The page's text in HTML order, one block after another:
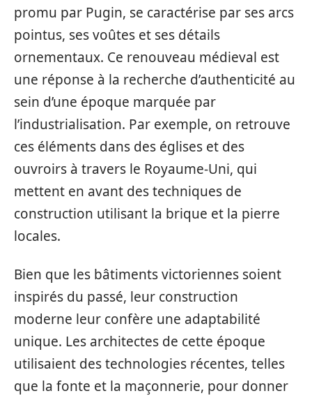
promu par Pugin, se caractérise par ses arcs
pointus, ses voûtes et ses détails
ornementaux. Ce renouveau médieval est
une réponse à la recherche d’authenticité au
sein d’une époque marquée par
l’industrialisation. Par exemple, on retrouve
ces éléments dans des églises et des
ouvroirs à travers le Royaume-Uni, qui
mettent en avant des techniques de
construction utilisant la brique et la pierre
locales.
Bien que les bâtiments victoriennes soient
inspirés du passé, leur construction
moderne leur confère une adaptabilité
unique. Les architectes de cette époque
utilisaient des technologies récentes, telles
que la fonte et la maçonnerie, pour donner